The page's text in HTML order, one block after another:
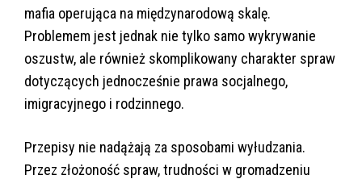
mafia operująca na międzynarodową skalę.
Problemem jest jednak nie tylko samo wykrywanie
oszustw, ale również skomplikowany charakter spraw
dotyczących jednocześnie prawa socjalnego,
imigracyjnego i rodzinnego.
Przepisy nie nadążają za sposobami wyłudzania.
Przez złożoność spraw, trudności w gromadzeniu